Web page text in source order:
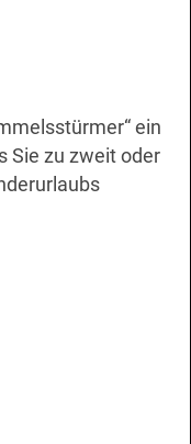
ein
Sie zu zweit oder